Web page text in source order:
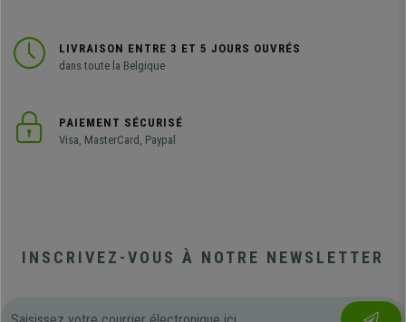
LIVRAISON ENTRE 3 ET 5 JOURS OUVRÉS
dans toute la Belgique
PAIEMENT SÉCURISÉ
Visa, MasterCard, Paypal
INSCRIVEZ-VOUS À NOTRE NEWSLETTER